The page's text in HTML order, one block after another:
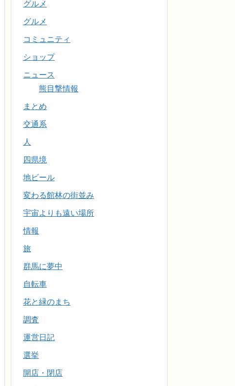
グルメ
グルメ
コミュニティ
ショップ
ニュース
熊目撃情報
まとめ
交通系
人
四県境
地ビール
変わる館林の街並み
宇宙よりも遠い場所
情報
旅
群馬に夢中
自転車
花と緑のまち
調査
運営日記
選挙
開店・閉店